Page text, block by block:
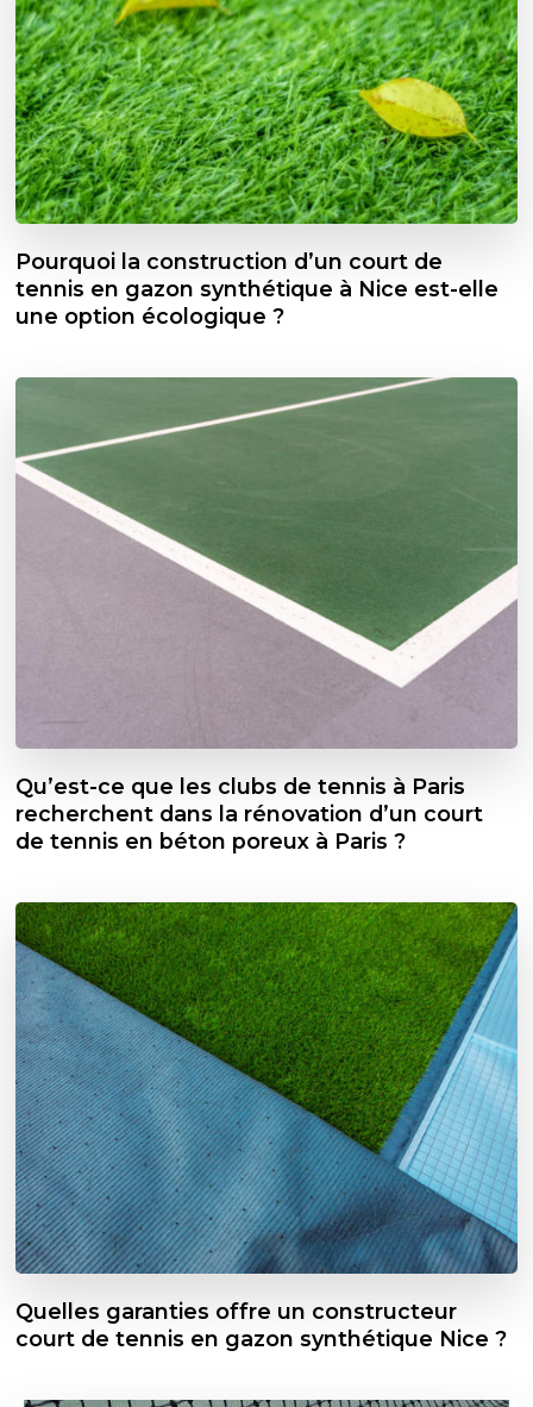
Pourquoi la construction d’un court de
tennis en gazon synthétique à Nice est-elle
une option écologique ?
Qu’est-ce que les clubs de tennis à Paris
recherchent dans la rénovation d’un court
de tennis en béton poreux à Paris ?
Quelles garanties offre un constructeur
court de tennis en gazon synthétique Nice ?